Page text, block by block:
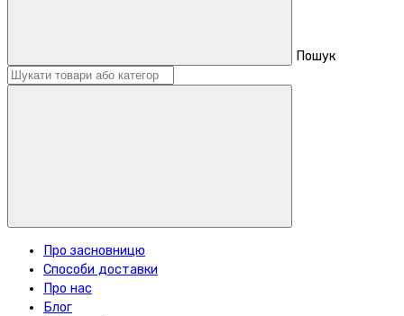
Пошук
Про засновницю
Способи доставки
Про нас
Блог